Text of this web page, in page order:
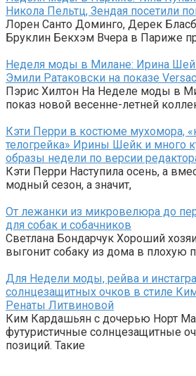
Никола Пельтц, Зендая посетили
Лорен Санто Доминго, Дерек
Бруклин Бекхэм Вчера в Париже
Неделя моды в Милане: Ирина
Эмили Ратаковски на показе
Пэрис Хилтон На Неделе моды в
показ новой весенне-летней
Кэти Перри в костюме мухомора,
телогрейка» Ирины Шейк и много
образы недели по версии
Кэти Перри Наступила осень, а
модный сезон, а значит,
От лежанки из микровелюра до
для собак и собачников
Светлана Бондарчук Хороший
выгонит собаку из дома в плохую
Для Недели моды, рейва и
солнцезащитных очков в стиле
Ренаты Литвиновой
Ким Кардашьян с дочерью Норт
футуристичные солнцезащитные
позиций. Такие